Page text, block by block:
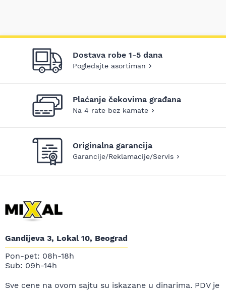
Dostava robe 1-5 dana
Pogledajte asortiman
Plaćanje čekovima građana
Na 4 rate bez kamate
Originalna garancija
Garancije/Reklamacije/Servis
Gandijeva 3, Lokal 10, Beograd
Pon-pet: 08h-18h
Sub: 09h-14h
Sve cene na ovom sajtu su iskazane u dinarima. PDV je